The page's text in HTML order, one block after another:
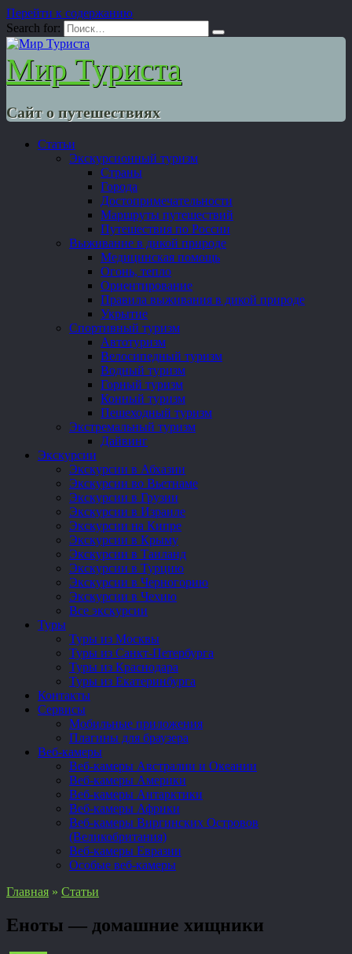
Перейти к содержанию
Search for:
Мир Туриста
Сайт о путешествиях
Статьи
Экскурсионный туризм
Страны
Города
Достопримечательности
Маршруты путешествий
Путешествия по России
Выживание в дикой природе
Медицинская помощь
Огонь, тепло
Ориентирование
Правила выживания в дикой природе
Укрытие
Спортивный туризм
Автотуризм
Велосипедный туризм
Водный туризм
Горный туризм
Конный туризм
Пешеходный туризм
Экстремальный туризм
Дайвинг
Экскурсии
Экскурсии в Абхазии
Экскурсии во Вьетнаме
Экскурсии в Грузии
Экскурсии в Израиле
Экскурсии на Кипре
Экскурсии в Крыму
Экскурсии в Таиланд
Экскурсии в Турцию
Экскурсии в Черногорию
Экскурсии в Чехию
Все экскурсии
Туры
Туры из Москвы
Туры из Санкт-Петербурга
Туры из Краснодара
Туры из Екатеринбурга
Контакты
Сервисы
Мобильные приложения
Плагины для браузера
Веб-камеры
Веб-камеры Австралии и Океании
Веб-камеры Америки
Веб-камеры Антарктики
Веб-камеры Африки
Веб-камеры Виргинских Островов
(Великобритания)
Веб-камеры Евразии
Особые веб-камеры
Главная » Статьи
Еноты — домашние хищники